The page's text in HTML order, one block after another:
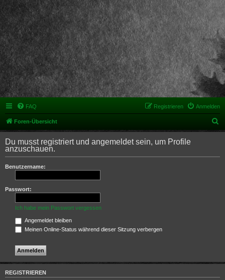
FAQ Anmelden
Registrieren
Foren-Übersicht
u
h
Du musst registriert und angemeldet sein, um Profile
anzuschauen.
Benutzername:
Passwort:
Ich habe mein Passwort vergessen
Angemeldet bleiben
Meinen Online-Status während dieser Sitzung verbergen
REGISTRIEREN